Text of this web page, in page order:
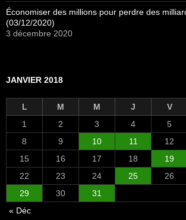
Économiser des millions pour perdre des
(03/12/2020)
3 décembre 2020
JANVIER 2018
L M M J V
1
2 3 4 5
8
9 10 11 12
15
16 17 18 19
22
23 24 25 26
29
30
31
« Déc